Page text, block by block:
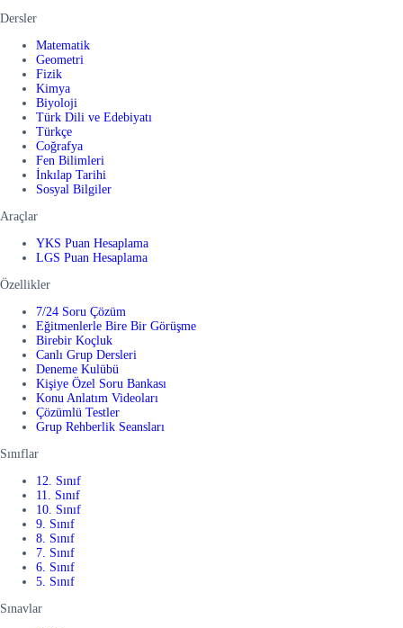
Dersler
Matematik
Geometri
Fizik
Kimya
Biyoloji
Türk Dili ve Edebiyatı
Türkçe
Coğrafya
Fen Bilimleri
İnkılap Tarihi
Sosyal Bilgiler
Araçlar
YKS Puan Hesaplama
LGS Puan Hesaplama
Özellikler
7/24 Soru Çözüm
Eğitmenlerle Bire Bir Görüşme
Birebir Koçluk
Canlı Grup Dersleri
Deneme Kulübü
Kişiye Özel Soru Bankası
Konu Anlatım Videoları
Çözümlü Testler
Grup Rehberlik Seansları
Sınıflar
12. Sınıf
11. Sınıf
10. Sınıf
9. Sınıf
8. Sınıf
7. Sınıf
6. Sınıf
5. Sınıf
Sınavlar